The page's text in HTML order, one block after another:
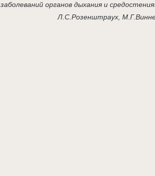
заболеваний органов дыхания и
Л.С.Розенштраух,